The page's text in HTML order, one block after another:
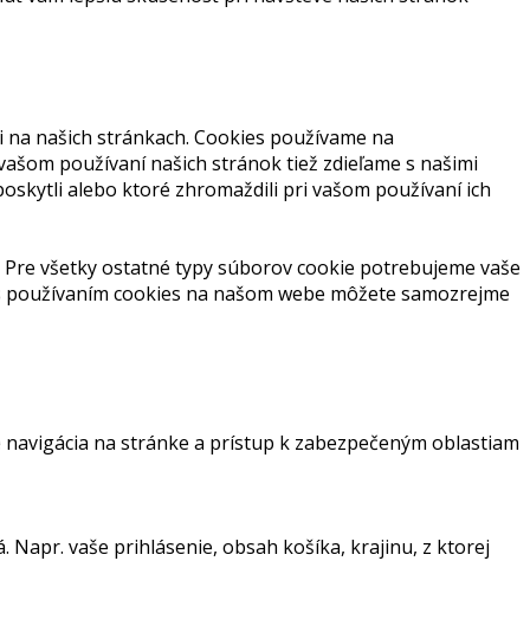
našich stránkach. Cookies používame na
používaní našich stránok tiež zdieľame s našimi
alebo ktoré zhromaždili pri vašom používaní ich
všetky ostatné typy súborov cookie potrebujeme vaše
cookies na našom webe môžete samozrejme
na stránke a prístup k zabezpečeným oblastiam
vaše prihlásenie, obsah košíka, krajinu, z ktorej